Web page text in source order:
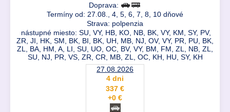
Doprava:
Termíny od: 27.08., 4, 5, 6, 7, 8, 10 dňové
Strava: polpenzia
nástupné miesto: SU, VY, HB, KO, NB, BK, VY, KM, SY, PV,
ZR, JI, HK, SM, BK, BI, BK, UH, MB, NJ, OV, VY, PR, PU, BK,
ZL, BA, HM, A, LI, SU, UO, OC, BV, VY, BM, FM, ZL, NB, ZL,
SU, NJ, PR, VS, ZR, CR, MB, ZL, OC, KH, HU, SY, KH
27.08.2026
4 dni
337 €
+0 €